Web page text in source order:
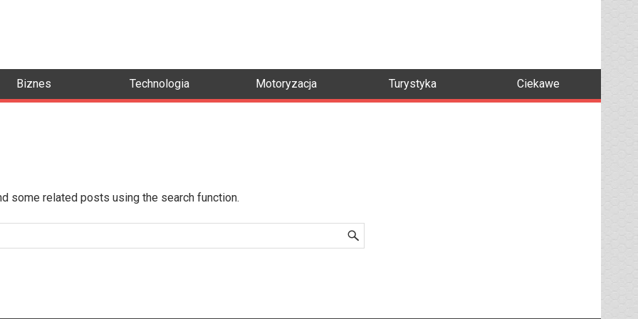
Biznes Technologia Motoryzacja Turystyka Ciekawe
some related posts using the search function.